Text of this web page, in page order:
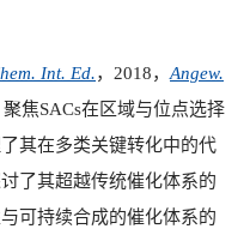
Int. Ed.， 2018， Angew.
焦SACs在区域与位点选择
其在多类关键转化中的代
了其超越传统催化体系的
可持续合成的催化体系的